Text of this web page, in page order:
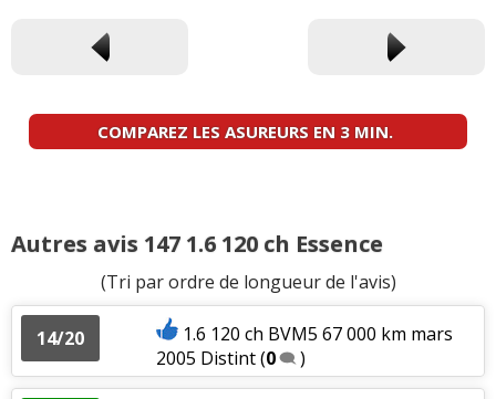
COMPAREZ LES ASUREURS EN 3 MIN.
Autres avis 147 1.6 120 ch Essence
(Tri par ordre de longueur de l'avis)
14/20
1.6 120 ch BVM5 67 000 km mars
2005 Distint(0 )